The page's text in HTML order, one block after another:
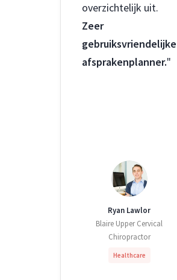
overzichtelijk uit.
Zeer
gebruiksvriendelijke
afsprakenplanner."
Ryan Lawlor
Blaire Upper Cervical
Chiropractor
Healthcare